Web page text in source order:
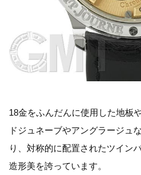
18金をふんだんに使用した地板
ドジュネーブやアングラージュ
り、対称的に配置されたツイン
造形美を誇っています。